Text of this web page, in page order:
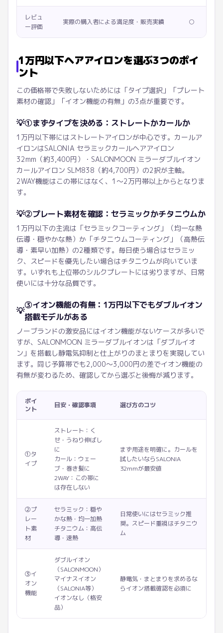
レビュ
ー評価
実際の購入者による満足度・販売実績 ○
1万円以下ヘアアイロンを選ぶ3つのポイ
ント
この価格帯で失敗しないためには「タイプ選択」「プレート
素材の確認」「イオン機能の有無」の3点が重要です。
💡①まずタイプを決める：ストレートかカールか
1万円以下帯にはストレートアイロンが中心です。カールア
イロンはSALONIA セラミックカールヘアアイロン
32mm（約3,400円）・SALONMOON ミラーダブルイオン
カールアイロン SLM838（約4,700円）の2択が主軸。
2WAY機能はこの帯にはなく、1〜2万円帯以上からとなりま
す。
💡②プレート素材を確認：セラミックかチタニウムか
1万円以下の主流は「セラミックコーティング」（均一な熱
伝導・穏やかな熱）か「チタニウムコーティング」（高熱伝
導・素早い加熱）の2種類です。毎日使う場合はセラミッ
ク、スピードを優先したい場合はチタニウムが向いていま
す。いずれも上位帯のシルクプレートには劣りますが、日常
使いには十分な品質です。
💡
③イオン機能の有無：1万円以下でもダブルイオン
搭載モデルがある
ノーブランドの激安品にはイオン機能がないケースが多いで
すが、SALONMOON ミラーダブルイオンは「ダブルイオ
ン」を搭載し静電気抑制と仕上がりのまとまりを実現してい
ます。同じ予算帯でも2,000〜3,000円の差でイオン機能の
有無が変わるため、確認してから選ぶと後悔が減ります。
ポイ
ント
目安・確認事項 選び方のコツ
①タ
イプ
ストレート：く
せ・うねり伸ばし
に
カール：ウェー
ブ・巻き髪に
2WAY：この帯に
は存在しない
まず用途を明確に。カールを
試したいならSALONIA
32mmが最安値
②プ
レー
ト素
材
セラミック：穏や
かな熱・均一加熱
チタニウム：高伝
導・速熱
日常使いにはセラミック推
奨。スピード重視はチタニウ
ム
③イ
オン
機能
ダブルイオン
（SALONMOON）
マイナスイオン
（SALONIA等）
イオンなし（格安
品）
静電気・まとまりを求めるな
らイオン搭載確認を必須に